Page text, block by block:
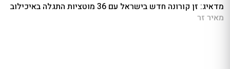
מדאיג: זן קורונה חדש בישראל עם 36 מוטציות התגלה באיכילוב
מאיר זר